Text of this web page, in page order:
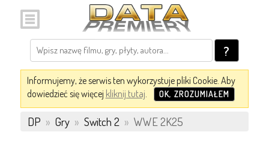
?
Informujemy, że serwis ten wykorzystuje pliki Cookie. Aby
dowiedzieć się więcej kliknij tutaj. OK, ZROZUMIAŁEM
DP » Gry » Switch 2 » WWE 2K25